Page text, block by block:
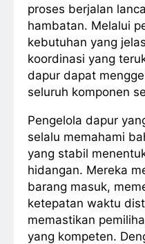
proses berjalan
hambatan. Melalui
kebutuhan yang
koordinasi yang
dapur dapat
seluruh komponen
Pengelola dapur
selalu memahami
yang stabil
hidangan. Mereka
barang masuk,
ketepatan waktu
memastikan
yang kompeten.